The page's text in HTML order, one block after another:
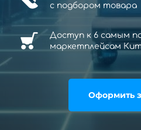
с подбором товара
Доступ к 6 самым
маркетплейсам
Оформить